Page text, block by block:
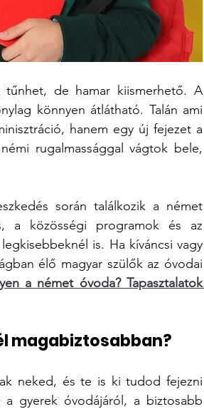
tűnhet, de hamar kiismerhető. A
könnyen átlátható. Talán ami
hanem egy új fejezet a
rugalmassággal vágtok bele,
során találkozik a német
a közösségi programok és az
is. Ha kíváncsi vagy
élő magyar szülők az óvodai
a német óvoda? Tapasztalatok
magabiztosabban?
neked, és te is ki tudod fejezni
a gyerek óvodájáról, a biztosabb